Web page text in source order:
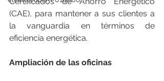
(CAE), para mantener a sus clientes a
la vanguardia en términos de
eficiencia energética.
Ampliación de las oficinas